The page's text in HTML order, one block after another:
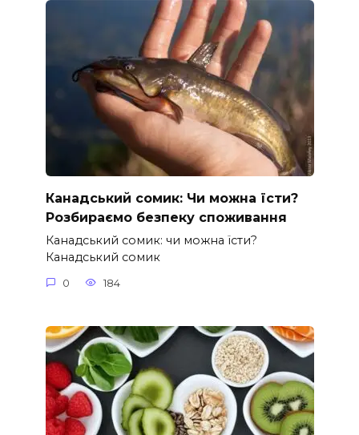
Канадський сомик: Чи можна їсти?
Розбираємо безпеку споживання
Канадський сомик: чи можна їсти?
Канадський сомик
0 184